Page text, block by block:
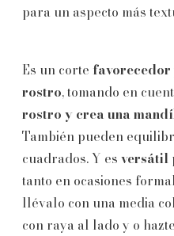
para un aspecto más
Es un corte
rostro, tomando en
rostro y crea una
También pueden
cuadrados. Y es versátil
tanto en ocasiones
llévalo con una media
con raya al lado y o